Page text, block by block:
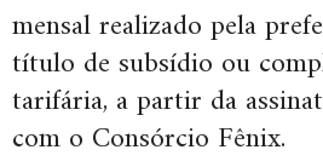
mensal realizado pela
título de subsídio ou
tarifária, a partir da
com o Consórcio Fênix.